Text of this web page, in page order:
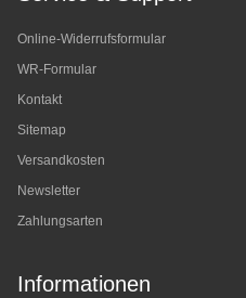
Online-Widerrufsformular
WR-Formular
Kontakt
Sitemap
Versandkosten
Newsletter
Zahlungsarten
Informationen